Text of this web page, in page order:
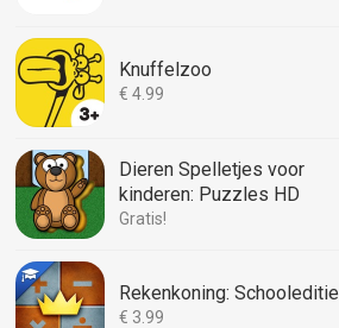
Knuffelzoo
€ 4.99
Dieren Spelletjes voor
kinderen: Puzzles HD
Gratis!
Rekenkoning: Schooleditie
€ 3.99